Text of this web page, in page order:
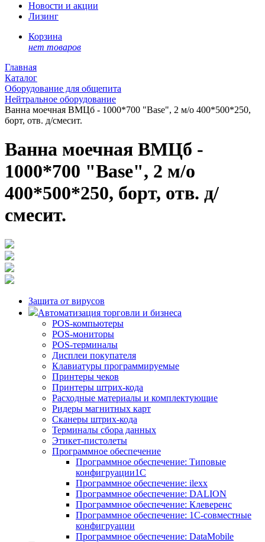
Новости и акции
Лизинг
Корзина
нет товаров
Главная
Каталог
Оборудование для общепита
Нейтральное оборудование
Ванна моечная ВМЦб - 1000*700 "Base", 2 м/о 400*500*250,
борт, отв. д/смесит.
Ванна моечная ВМЦб -
1000*700 "Base", 2 м/о
400*500*250, борт, отв. д/
смесит.
Защита от вирусов
Автоматизация торговли и бизнеса
POS-компьютеры
POS-мониторы
POS-терминалы
Дисплеи покупателя
Клавиатуры программируемые
Принтеры чеков
Принтеры штрих-кода
Расходные материалы и комплектующие
Ридеры магнитных карт
Сканеры штрих-кода
Терминалы сбора данных
Этикет-пистолеты
Программное обеспечение
Программное обеспечение: Типовые
конфигруации1С
Программное обеспечение: ilexx
Программное обеспечение: DALION
Программное обеспечение: Клеверенс
Программное обеспечение: 1С-совместные
конфигруации
Программное обеспечение: DataMobile